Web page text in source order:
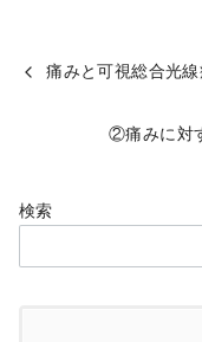
痛みと可視総合光
②痛みに対
検索